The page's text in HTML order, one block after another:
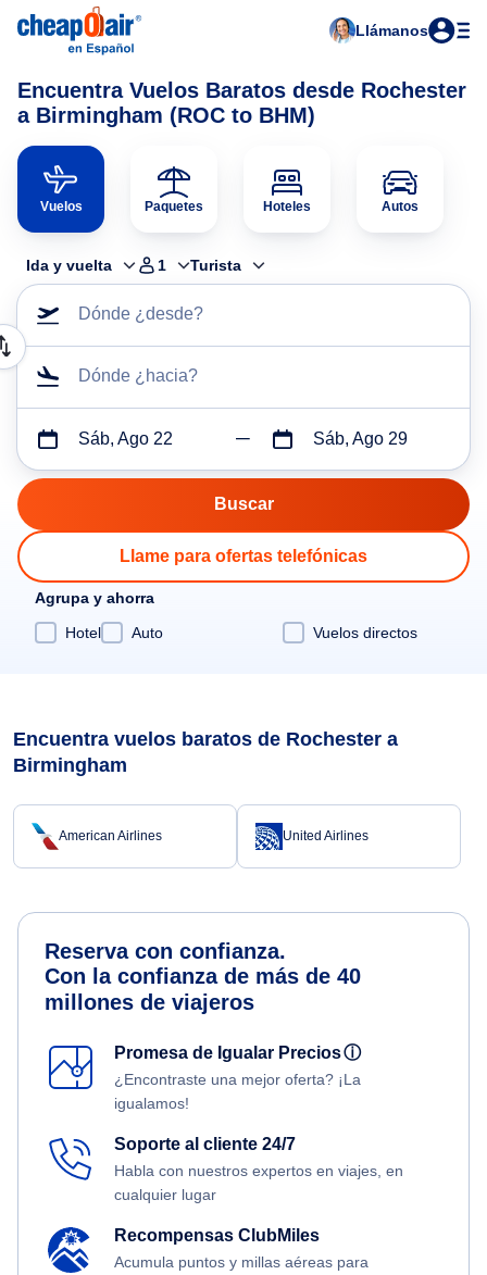
Llámanos
Encuentra Vuelos Baratos desde Rochester
a Birmingham (ROC to BHM)
Vuelos Paquetes Hoteles Autos
Ida y vuelta 1 Turista
Dónde ¿desde?
Dónde ¿hacia?
Sáb, Ago 22 Sáb, Ago 29
Llame para ofertas telefónicas
Agrupa y ahorra
Hotel
Auto Vuelos directos
Encuentra vuelos baratos de Rochester a
Birmingham
American Airlines United Airlines
Reserva con confianza.
Con la confianza de más de 40
millones de viajeros
Promesa de Igualar Preciosⓘ
¿Encontraste una mejor oferta? ¡La
igualamos!
Soporte al cliente 24/7
Habla con nuestros expertos en viajes, en
cualquier lugar
Recompensas ClubMiles
Acumula puntos y millas aéreas para